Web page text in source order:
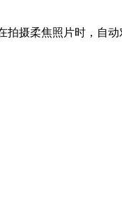
摄柔焦照片时，自动